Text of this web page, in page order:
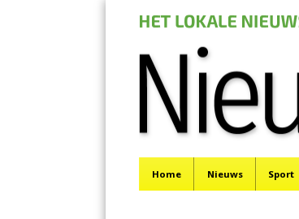
Menu
Home Nieuws Sport